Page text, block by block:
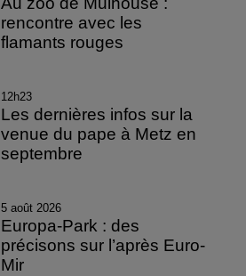
rencontre avec les
flamants rouges
12h23
Les dernières infos sur la
venue du pape à Metz en
septembre
5 août 2026
Europa-Park : des
précisons sur l’après Euro-
Mir